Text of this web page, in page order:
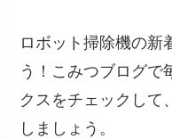
ロボット掃除機の新
う！こみつブログで
クスをチェックして
しましょう。